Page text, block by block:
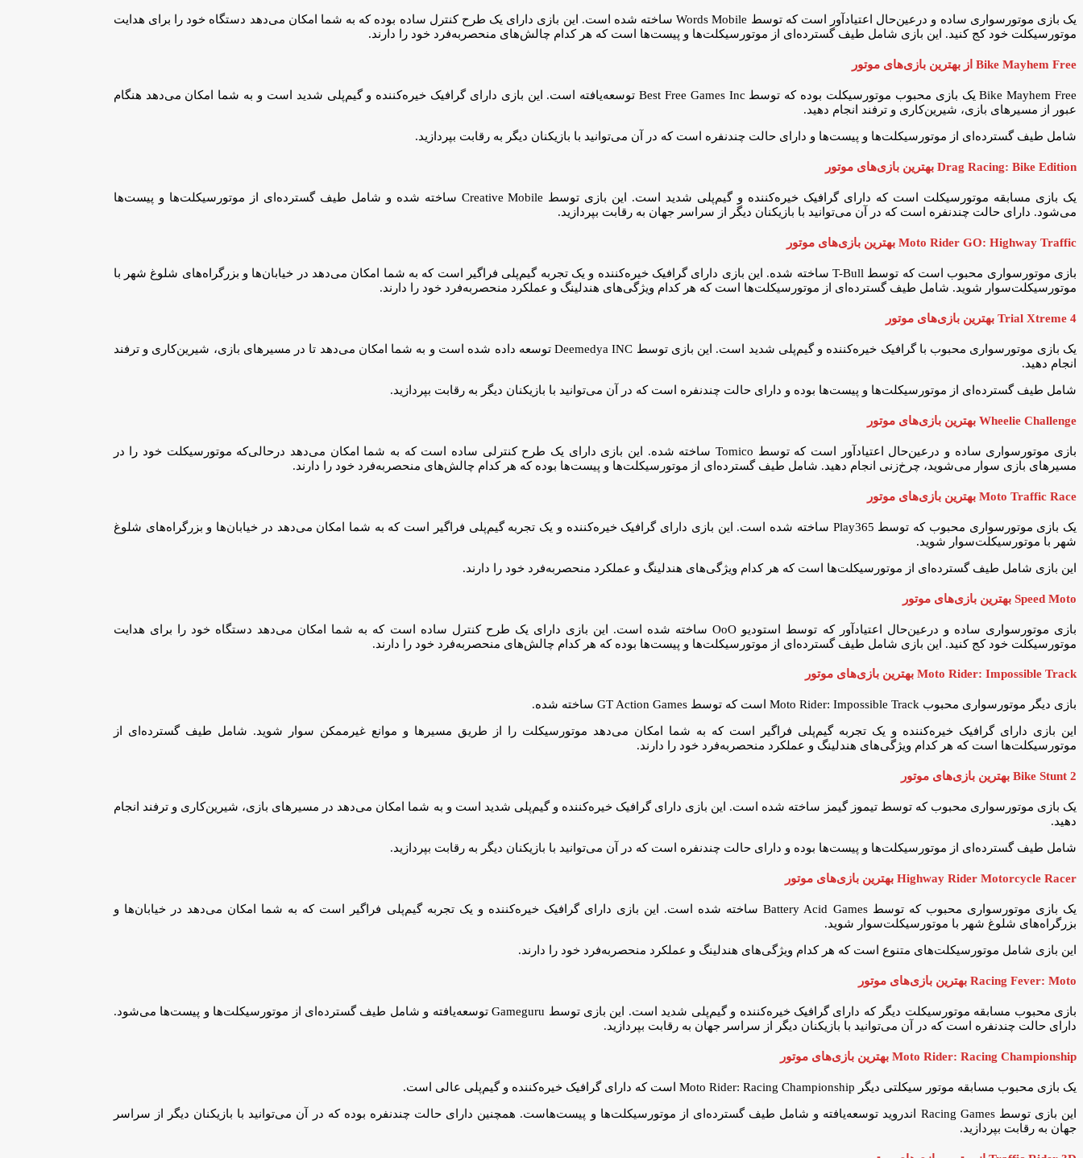
یک بازی موتورسواری ساده و درعین‌حال اعتیادآور است که توسط Words Mobile ساخته شده است. این بازی دارای یک طرح کنترل ساده بوده که به شما امکان می‌دهد دستگاه خود را برای هدایت
موتورسیکلت خود کج کنید. این بازی شامل طیف گسترده‌ای از موتورسیکلت‌ها و پیست‌ها است که هر کدام چالش‌های منحصربه‌فرد خود را دارند.
Bike Mayhem Free از بهترین بازی‌های موتور
Bike Mayhem Free یک بازی محبوب موتورسیکلت بوده که توسط Best Free Games Inc توسعه‌یافته است. این بازی دارای گرافیک خیره‌کننده و گیم‌پلی شدید است و به شما امکان می‌دهد هنگام
عبور از مسیرهای بازی، شیرین‌کاری و ترفند انجام دهید.
شامل طیف گسترده‌ای از موتورسیکلت‌ها و پیست‌ها و دارای حالت چندنفره است که در آن می‌توانید با بازیکنان دیگر به رقابت بپردازید.
Drag Racing: Bike Edition بهترین بازی‌های موتور
یک بازی مسابقه موتورسیکلت است که دارای گرافیک خیره‌کننده و گیم‌پلی شدید است. این بازی توسط Creative Mobile ساخته شده و شامل طیف گسترده‌ای از موتورسیکلت‌ها و پیست‌ها
می‌شود. دارای حالت چندنفره است که در آن می‌توانید با بازیکنان دیگر از سراسر جهان به رقابت بپردازید.
Moto Rider GO: Highway Traffic بهترین بازی‌های موتور
بازی موتورسواری محبوب است که توسط T-Bull ساخته شده. این بازی دارای گرافیک خیره‌کننده و یک تجربه گیم‌پلی فراگیر است که به شما امکان می‌دهد در خیابان‌ها و بزرگراه‌های شلوغ شهر با
موتورسیکلت‌سوار شوید. شامل طیف گسترده‌ای از موتورسیکلت‌ها است که هر کدام ویژگی‌های هندلینگ و عملکرد منحصربه‌فرد خود را دارند.
Trial Xtreme 4 بهترین بازی‌های موتور
یک بازی موتورسواری محبوب با گرافیک خیره‌کننده و گیم‌پلی شدید است. این بازی توسط Deemedya INC توسعه داده شده است و به شما امکان می‌دهد تا در مسیرهای بازی، شیرین‌کاری و ترفند
انجام دهید.
شامل طیف گسترده‌ای از موتورسیکلت‌ها و پیست‌ها بوده و دارای حالت چندنفره است که در آن می‌توانید با بازیکنان دیگر به رقابت بپردازید.
Wheelie Challenge بهترین بازی‌های موتور
بازی موتورسواری ساده و درعین‌حال اعتیادآور است که توسط Tomico ساخته شده. این بازی دارای یک طرح کنترلی ساده است که به شما امکان می‌دهد درحالی‌که موتورسیکلت خود را در
مسیرهای بازی سوار می‌شوید، چرخ‌زنی انجام دهید. شامل طیف گسترده‌ای از موتورسیکلت‌ها و پیست‌ها بوده که هر کدام چالش‌های منحصربه‌فرد خود را دارند.
Moto Traffic Race بهترین بازی‌های موتور
یک بازی موتورسواری محبوب که توسط Play365 ساخته شده است. این بازی دارای گرافیک خیره‌کننده و یک تجربه گیم‌پلی فراگیر است که به شما امکان می‌دهد در خیابان‌ها و بزرگراه‌های شلوغ
شهر با موتورسیکلت‌سوار شوید.
این بازی شامل طیف گسترده‌ای از موتورسیکلت‌ها است که هر کدام ویژگی‌های هندلینگ و عملکرد منحصربه‌فرد خود را دارند.
Speed Moto بهترین بازی‌های موتور
بازی موتورسواری ساده و درعین‌حال اعتیادآور که توسط استودیو OoO ساخته شده است. این بازی دارای یک طرح کنترل ساده است که به شما امکان می‌دهد دستگاه خود را برای هدایت
موتورسیکلت خود کج کنید. این بازی شامل طیف گسترده‌ای از موتورسیکلت‌ها و پیست‌ها بوده که هر کدام چالش‌های منحصربه‌فرد خود را دارند.
Moto Rider: Impossible Track بهترین بازی‌های موتور
بازی دیگر موتورسواری محبوب Moto Rider: Impossible Track است که توسط GT Action Games ساخته شده.
این بازی دارای گرافیک خیره‌کننده و یک تجربه گیم‌پلی فراگیر است که به شما امکان می‌دهد موتورسیکلت را از طریق مسیرها و موانع غیرممکن سوار شوید. شامل طیف گسترده‌ای از
موتورسیکلت‌ها است که هر کدام ویژگی‌های هندلینگ و عملکرد منحصربه‌فرد خود را دارند.
Bike Stunt 2 بهترین بازی‌های موتور
یک بازی موتورسواری محبوب که توسط تیموز گیمز ساخته شده است. این بازی دارای گرافیک خیره‌کننده و گیم‌پلی شدید است و به شما امکان می‌دهد در مسیرهای بازی، شیرین‌کاری و ترفند انجام
دهید.
شامل طیف گسترده‌ای از موتورسیکلت‌ها و پیست‌ها بوده و دارای حالت چندنفره است که در آن می‌توانید با بازیکنان دیگر به رقابت بپردازید.
Highway Rider Motorcycle Racer بهترین بازی‌های موتور
یک بازی موتورسواری محبوب که توسط Battery Acid Games ساخته شده است. این بازی دارای گرافیک خیره‌کننده و یک تجربه گیم‌پلی فراگیر است که به شما امکان می‌دهد در خیابان‌ها و
بزرگراه‌های شلوغ شهر با موتورسیکلت‌سوار شوید.
این بازی شامل موتورسیکلت‌های متنوع است که هر کدام ویژگی‌های هندلینگ و عملکرد منحصربه‌فرد خود را دارند.
Racing Fever: Moto بهترین بازی‌های موتور
بازی محبوب مسابقه موتورسیکلت دیگر که دارای گرافیک خیره‌کننده و گیم‌پلی شدید است. این بازی توسط Gameguru توسعه‌یافته و شامل طیف گسترده‌ای از موتورسیکلت‌ها و پیست‌ها می‌شود.
دارای حالت چندنفره است که در آن می‌توانید با بازیکنان دیگر از سراسر جهان به رقابت بپردازید.
Moto Rider: Racing Championship بهترین بازی‌های موتور
یک بازی محبوب مسابقه موتور سیکلتی دیگر Moto Rider: Racing Championship است که دارای گرافیک خیره‌کننده و گیم‌پلی عالی است.
این بازی توسط Racing Games اندروید توسعه‌یافته و شامل طیف گسترده‌ای از موتورسیکلت‌ها و پیست‌هاست. همچنین دارای حالت چندنفره بوده که در آن می‌توانید با بازیکنان دیگر از سراسر
جهان به رقابت بپردازید.